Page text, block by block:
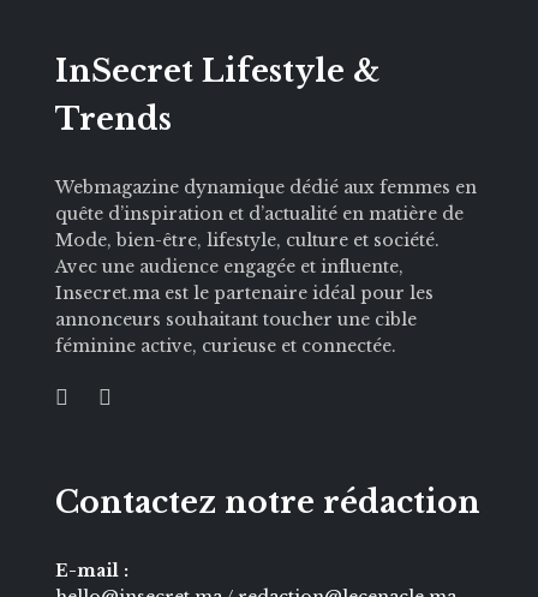
InSecret Lifestyle &
Trends
Webmagazine dynamique dédié aux femmes en
quête d’inspiration et d’actualité en matière de
Mode, bien-être, lifestyle, culture et société.
Avec une audience engagée et influente,
Insecret.ma est le partenaire idéal pour les
annonceurs souhaitant toucher une cible
féminine active, curieuse et connectée.
Contactez notre rédaction
E-mail :